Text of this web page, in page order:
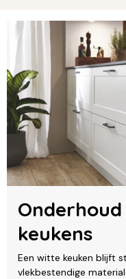
keukens
Een witte keuken blijft
vlekbestendige